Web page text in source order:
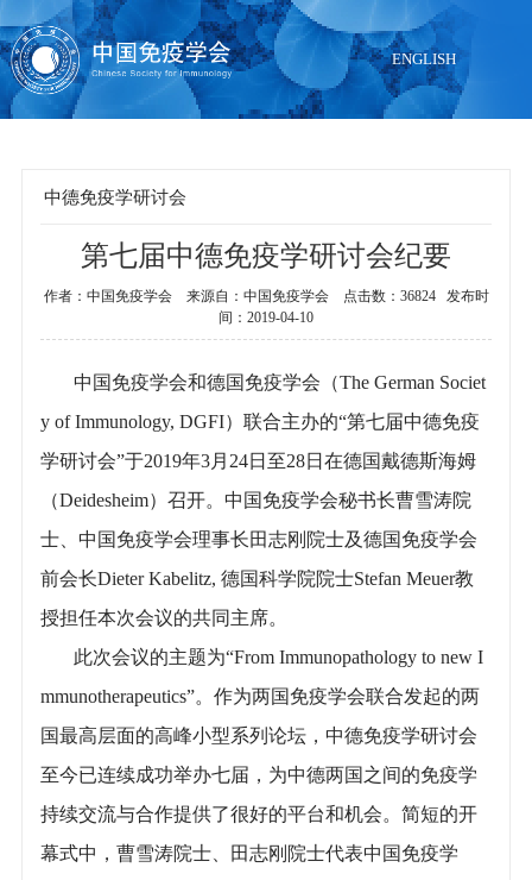
ENGLISH
中德免疫学研讨会
当前位置： 首页 > 学术活动 > 品牌国际会议 > 中德免疫学研讨会
第七届中德免疫学研讨会纪要
作者：中国免疫学会 来源自：中国免疫学会 点击数：36824 发布时
间：2019-04-10
中国免疫学会和德国免疫学会（The German Societ
y of Immunology, DGFI）联合主办的“第七届中德免疫
学研讨会”于2019年3月24日至28日在德国戴德斯海姆
（Deidesheim）召开。中国免疫学会秘书长曹雪涛院
士、中国免疫学会理事长田志刚院士及德国免疫学会
前会长Dieter Kabelitz, 德国科学院院士Stefan Meuer教
授担任本次会议的共同主席。
此次会议的主题为“From Immunopathology to new I
mmunotherapeutics”。作为两国免疫学会联合发起的两
国最高层面的高峰小型系列论坛，中德免疫学研讨会
至今已连续成功举办七届，为中德两国之间的免疫学
持续交流与合作提供了很好的平台和机会。简短的开
幕式中，曹雪涛院士、田志刚院士代表中国免疫学